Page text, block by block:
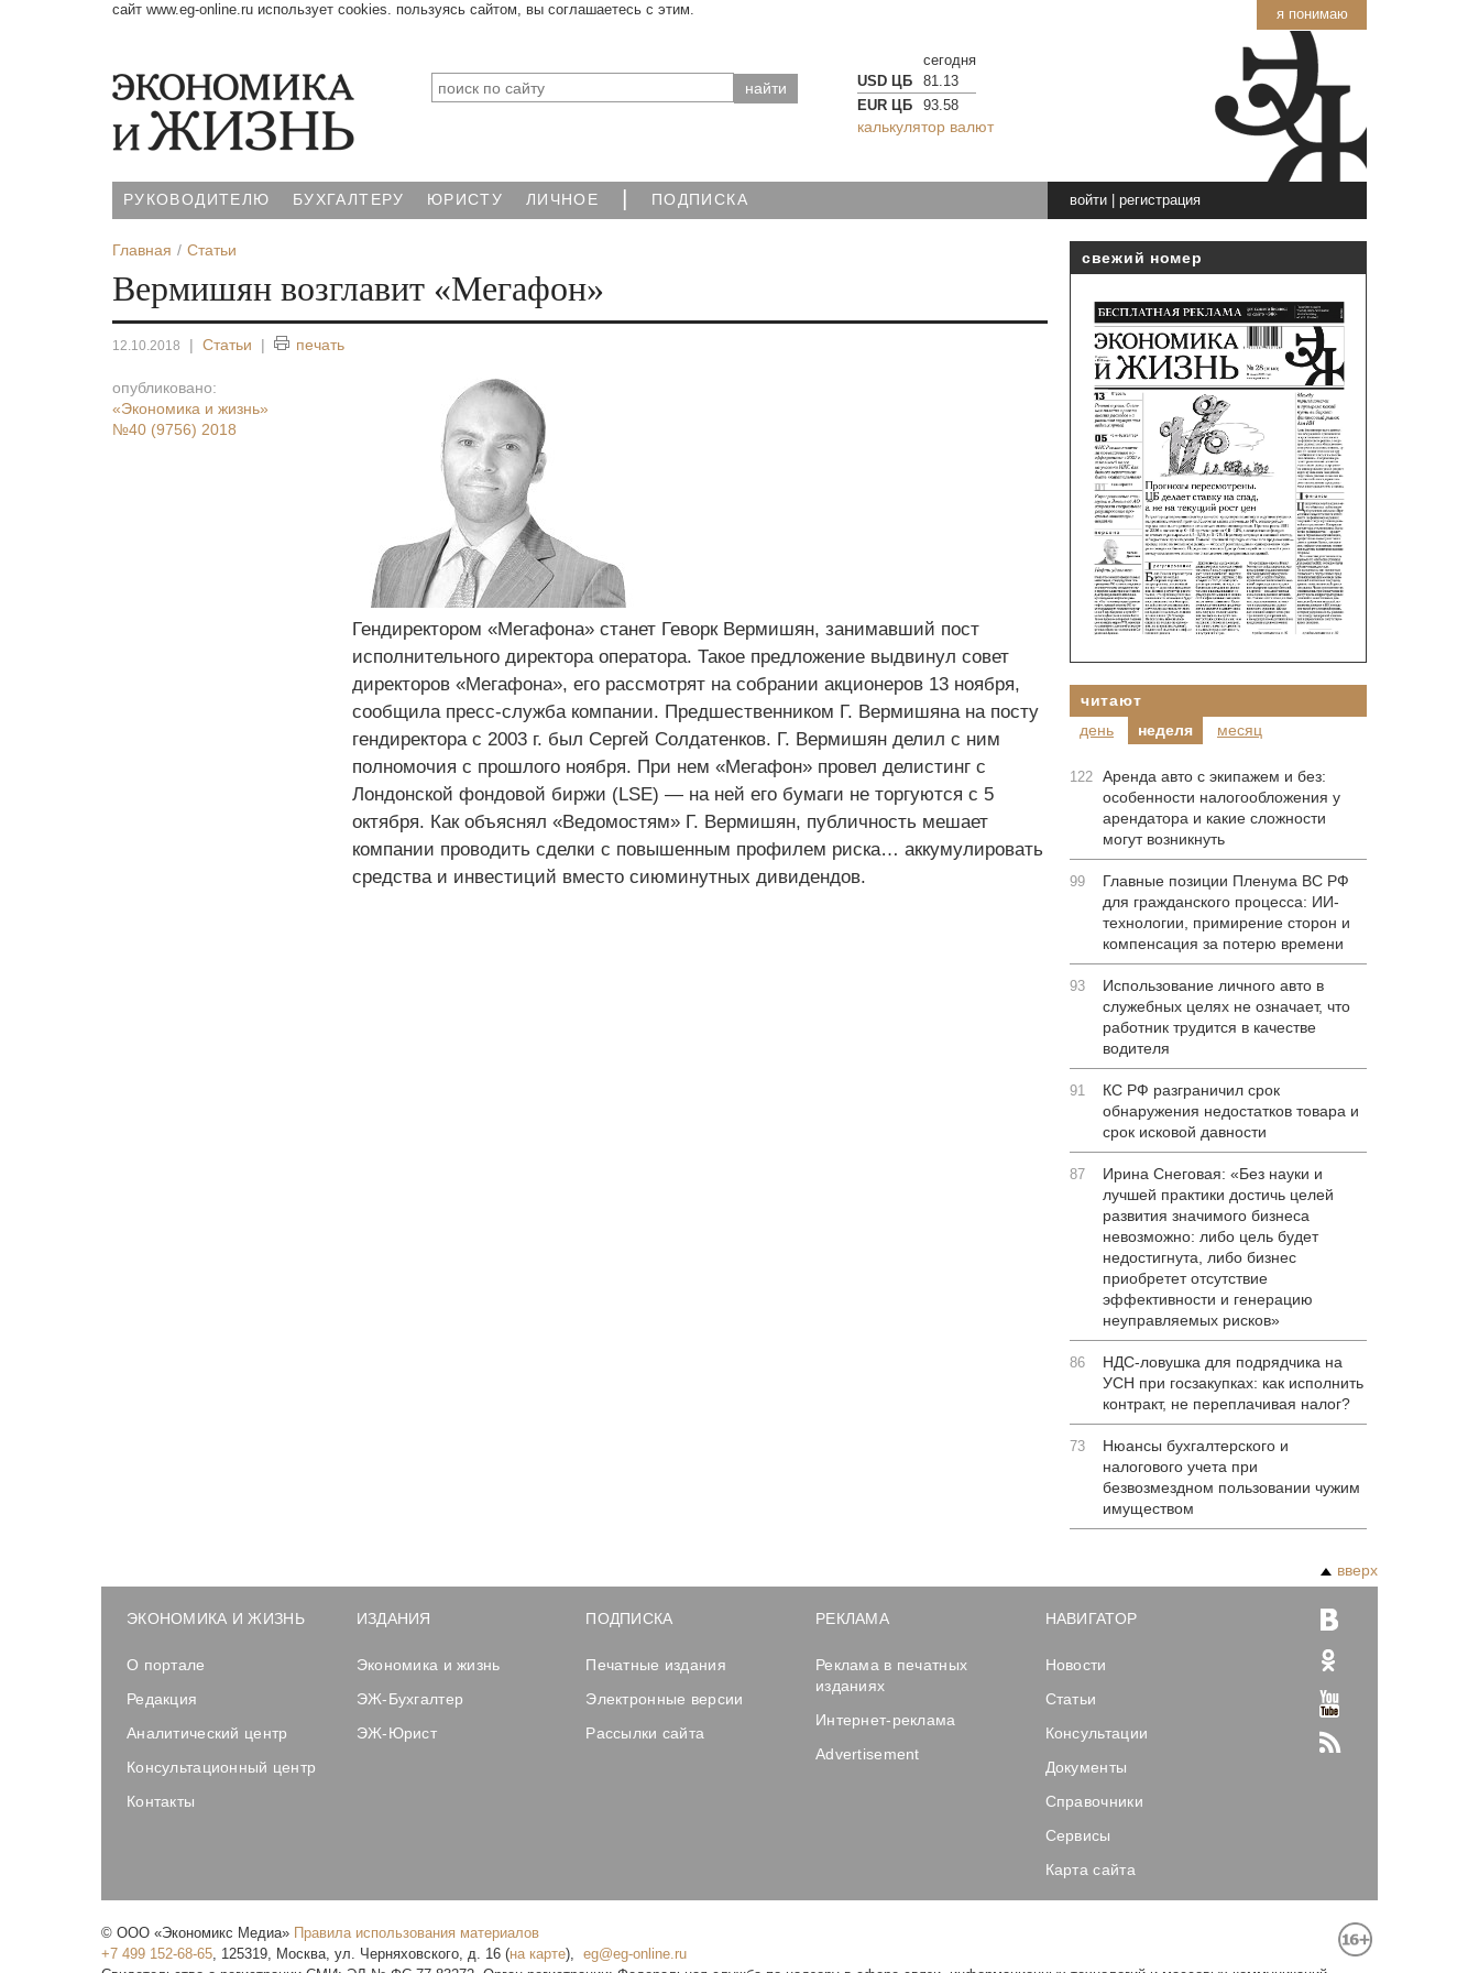
я понимаю
сайт www.eg-online.ru использует cookies. пользуясь сайтом, вы соглашаетесь с этим.
сегодня
USD ЦБ
81.13
EUR ЦБ
93.58
калькулятор валют
РУКОВОДИТЕЛЮ БУХГАЛТЕРУ ЮРИСТУ ЛИЧНОЕ | ПОДПИСКА войти| регистрация
Главная Статьи
Вермишян возглавит «Мегафон»
12.10.2018 | Статьи | печать
опубликовано:
«Экономика и жизнь»
№40 (9756) 2018
Гендиректором «Мегафона» станет Геворк Вермишян, занимавший пост
исполнительного директора оператора. Такое предложение выдвинул совет
директоров «Мегафона», его рассмотрят на собрании акционеров 13 ноября,
сообщила пресс-служба компании. Предшественником Г. Вермишяна на посту
гендиректора с 2003 г. был Сергей Солдатенков. Г. Вермишян делил с ним
полномочия с прошлого ноября. При нем «Мегафон» провел делистинг с
Лондонской фондовой биржи (LSE) — на ней его бумаги не торгуются с 5
октября. Как объяснял «Ведомостям» Г. Вермишян, публичность мешает
компании проводить сделки с повышенным профилем риска… аккумулировать
средства и инвестиций вместо сиюминутных дивидендов.
свежий номер
читают
день
неделя месяц
122 Аренда авто с экипажем и без:
особенности налогообложения у
арендатора и какие сложности
могут возникнуть
99
Главные позиции Пленума ВС РФ
для гражданского процесса: ИИ-
технологии, примирение сторон и
компенсация за потерю времени
93
Использование личного авто в
служебных целях не означает, что
работник трудится в качестве
водителя
91
КС РФ разграничил срок
обнаружения недостатков товара и
срок исковой давности
87
Ирина Снеговая: «Без науки и
лучшей практики достичь целей
развития значимого бизнеса
невозможно: либо цель будет
недостигнута, либо бизнес
приобретет отсутствие
эффективности и генерацию
неуправляемых рисков»
86
НДС-ловушка для подрядчика на
УСН при госзакупках: как исполнить
контракт, не переплачивая налог?
73
Нюансы бухгалтерского и
налогового учета при
безвозмездном пользовании чужим
имуществом
вверх
ЭКОНОМИКА И ЖИЗНЬ
О портале
Редакция
Аналитический центр
Консультационный центр
Контакты
ИЗДАНИЯ
Экономика и жизнь
ЭЖ-Бухгалтер
ЭЖ-Юрист
ПОДПИСКА
Печатные издания
Электронные версии
Рассылки сайта
РЕКЛАМА
Реклама в печатных
изданиях
Интернет-реклама
Advertisement
НАВИГАТОР
Новости
Статьи
Консультации
Документы
Справочники
Сервисы
Карта сайта
© ООО «Экономикс Медиа» Правила использования материалов
+7 499 152-68-65, 125319, Москва, ул. Черняховского, д. 16 (на карте),